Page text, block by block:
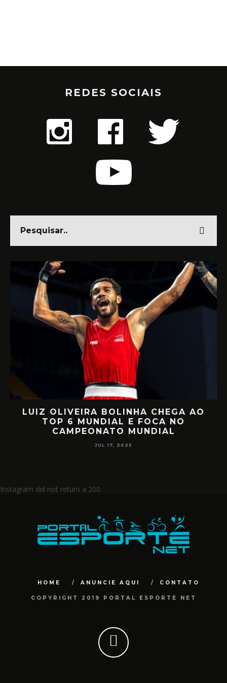
REDES SOCIAIS
CHEGA AO
NO
RETORNO EM ALTO
MIILLER E PATTY DIAZ DE
CIRCUITO
Instagram did not return a 200.
HOME ANUNCIE AQUI CONTATO
COPYRIGHT 2019 PORTAL ESPORTE NET